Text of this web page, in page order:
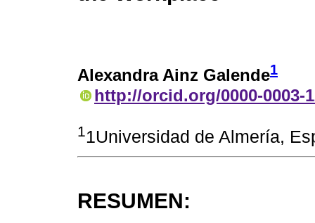
Alexandra Ainz Galende1
http://orcid.org/0000-0003-
1 1Universidad de Almería,
RESUMEN: